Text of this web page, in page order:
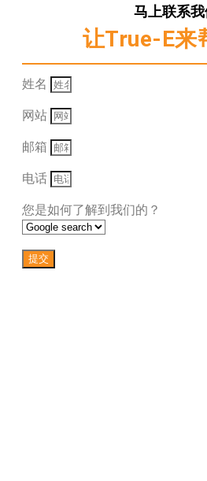
马上联系我
让True-E来
姓名
网站
邮箱
电话
您是如何了解到我们的？
提交